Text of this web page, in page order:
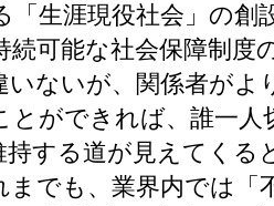
「生涯現役社会」の創
続可能な社会保障制度
いないが、関係者がよ
とができれば、誰一
持する道が見えてくる
でも、業界内では「